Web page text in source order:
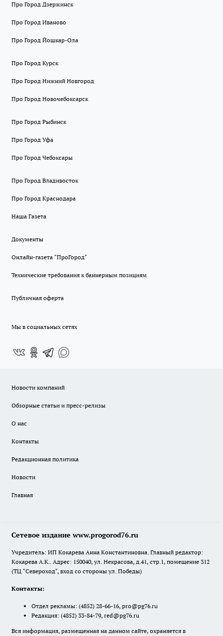
Про Город Дзержинск
Про Город Иваново
Про Город Йошкар-Ола
Про Город Курск
Про Город Нижний Новгород
Про Город Новочебоксарск
Про Город Рыбинск
Про Город Уфа
Про Город Чебоксары
Про Город Владивосток
Про Город Краснодара
Наша Газета
Документы
Онлайн-газета "ПроГород"
Технические требования к баннерным позициям
Публичная оферта
Мы в социальных сетях
Новости компаний
Обзорные статьи и пресс-релизы
О нас
Контакты
Редакционная политика
Новости
Главная
Сетевое издание www.progorod76.ru
Учредитель: ИП Кокарева Анна Константиновна. Главный редактор:
Кокарева А.К.. Адрес: 150040, ул. Некрасова, д.41, стр.1, помещение 312
(ТЦ "Североход", вход со стороны ул. Победы)
Контакты:
Отдел рекламы: (4852) 28-66-16, pro@pg76.ru
Редакция: (4852) 33-84-79, red@pg76.ru
Вся информация, размещенная на данном сайте, охраняется в